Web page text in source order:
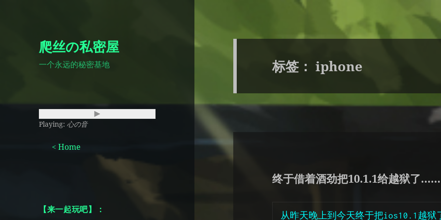
爬丝の私密屋
一个永远的秘密基地
Playing:心の音
< Home
【来一起玩吧】：
标签：iphone
终于借着酒劲把10.1.1给越狱了……
从昨天晚上到今天终于把ios10.1越狱